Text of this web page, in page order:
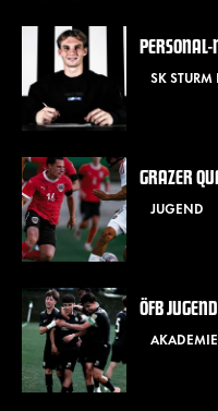
SK STURM
GRAZER
JUGEND
ÖFB
AKADEMIE